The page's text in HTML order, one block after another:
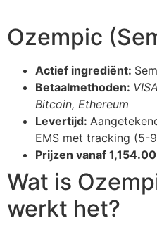
Ozempic
Actief ingrediënt:
Betaalmethoden:
Bitcoin, Ethereum
Levertijd:
EMS met tracking (5-
Prijzen vanaf
Wat is
werkt het?